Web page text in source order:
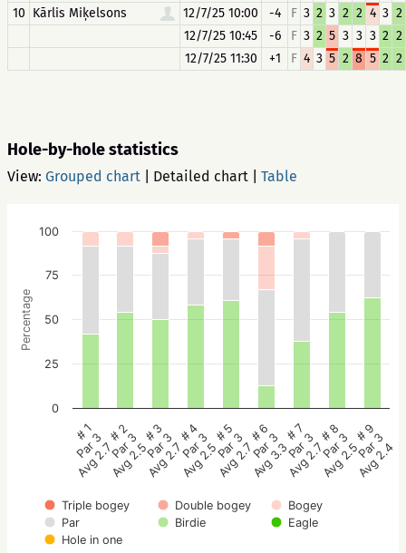
10 Kārlis Miķelsons 12/7/25 10:00 -4 F 3 2 3 2 2 4 3 2
12/7/25 10:45
-6 F 3 2 5 3 3 3 2 2
12/7/25 11:30
+1 F 4 3 5 2 8 5 2 2
Hole-by-hole statistics
View: Grouped chart Detailed chart Table
Percentage
Triple bogey Double bogey
Bogey
Par
Birdie
Eagle
Hole in one
# 1
Par 3
Avg 2.7
# 2
Par 3
Avg 2.5
# 3
Par 3
Avg 2.7
# 4
Par 3
Avg 2.5
# 5
Par 3
Avg 2.7
# 6
Par 3
Avg 3.3
# 7
Par 3
Avg 2.7
# 8
Par 3
Avg 2.5
# 9
Par 3
Avg 2.4
0
25
50
75
100